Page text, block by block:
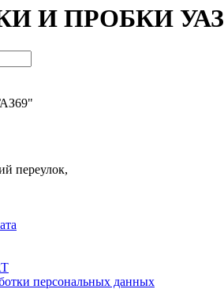
И ПРОБКИ УАЗ
переулок,
персональных данных